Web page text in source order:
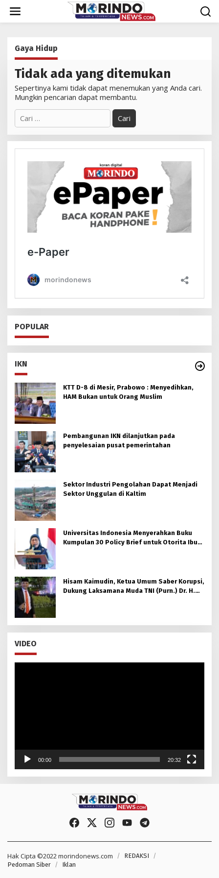
konten
Gaya Hidup
Tidak ada yang ditemukan
Sepertinya kami tidak dapat menemukan yang Anda cari.
Mungkin pencarian dapat membantu.
Cari
untuk:
POPULAR
IKN
KTT D-8 di Mesir, Prabowo : Menyedihkan,
HAM Bukan untuk Orang Muslim
Pembangunan IKN dilanjutkan pada
penyelesaian pusat pemerintahan
Sektor Industri Pengolahan Dapat Menjadi
Sektor Unggulan di Kaltim
Universitas Indonesia Menyerahkan Buku
Kumpulan 30 Policy Brief untuk Otorita Ibu
Hisam Kaimudin, Ketua Umum Saber Korupsi,
Dukung Laksamana Muda TNI (Purn.) Dr. H.
VIDEO
00:00 20:32
Hak Cipta ©2022 morindonews.com
REDAKSI
Pedoman Siber
Iklan